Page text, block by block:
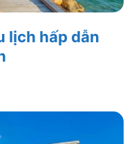
lịch hấp dẫn